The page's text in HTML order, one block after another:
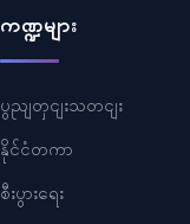
ကဏ္ဍများ
ပွညျတှငျးသတငျး
နိုင်ငံတကာ
စီးပွားရေး